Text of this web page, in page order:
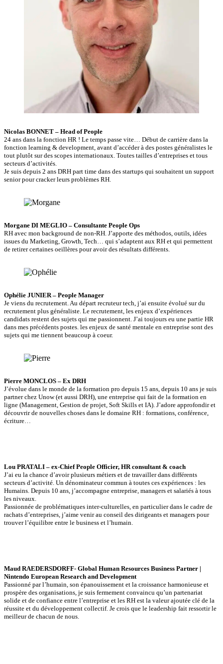
Nicolas BONNET – Head of People
24 ans dans la fonction HR ! Le temps passe vite… Début de carrière dans la
fonction learning & development, avant d’accéder à des postes généralistes le
tout plutôt sur des scopes internationaux. Toutes tailles d’entreprises et tous
secteurs d’activités.
Je suis depuis 2 ans DRH part time dans des startups qui souhaitent un support
senior pour cracker leurs problèmes RH.
Morgane DI MEGLIO – Consultante People Ops
RH avec mon background de non-RH. J’apporte des méthodos, outils, idées
issues du Marketing, Growth, Tech… qui s’adaptent aux RH et qui permettent
de retirer certaines oeillères pour avoir des résultats différents.
Ophélie JUNIER – People Manager
Je viens du recrutement. Au départ recruteur tech, j’ai ensuite évolué sur du
recrutement plus généraliste. Le recrutement, les enjeux d’expériences
candidats restent des sujets qui me passionnent. J’ai toujours eu une partie HR
dans mes précédents postes. les enjeux de santé mentale en entreprise sont des
sujets qui me tiennent beaucoup à coeur.
Pierre MONCLOS – Ex DRH
J’évolue dans le monde de la formation pro depuis 15 ans, depuis 10 ans je suis
partner chez Unow (et aussi DRH), une entreprise qui fait de la formation en
ligne (Management, Gestion de projet, Soft Skills et IA). J’adore approfondir et
découvrir de nouvelles choses dans le domaine RH : formations, conférence,
écriture…
Lou PRATALI – ex-Chief People Officier, HR consultant & coach
J’ai eu la chance d’avoir plusieurs métiers et de travailler dans différents
secteurs d’activité. Un dénominateur commun à toutes ces expériences : les
Humains. Depuis 10 ans, j’accompagne entreprise, managers et salariés à tous
les niveaux.
Passionnée de problématiques inter-culturelles, en particulier dans le cadre de
rachats d’entreprises, j’aime venir au conseil des dirigeants et managers pour
trouver l’équilibre entre le business et l’humain.
Maud RAEDERSDORFF- Global Human Resources Business Partner |
Nintendo European Research and Development
Passionné par l’humain, son épanouissement et la croissance harmonieuse et
prospère des organisations, je suis fermement convaincu qu’un partenariat
solide et de confiance entre l’entreprise et les RH est la valeur ajoutée clé de la
réussite et du développement collectif. Je crois que le leadership fait ressortir le
meilleur de chacun de nous.